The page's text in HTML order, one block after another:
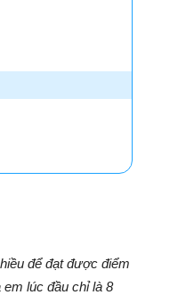
để đạt được điểm
lúc đầu chỉ là 8